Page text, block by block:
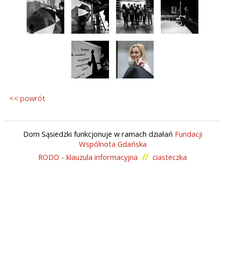
Kontakt
FACEBOOK
<< powrót
Dom Sąsiedzki funkcjonuje w ramach działań Fundacji
Wspólnota Gdańska
RODO - klauzula informacyjna // ciasteczka